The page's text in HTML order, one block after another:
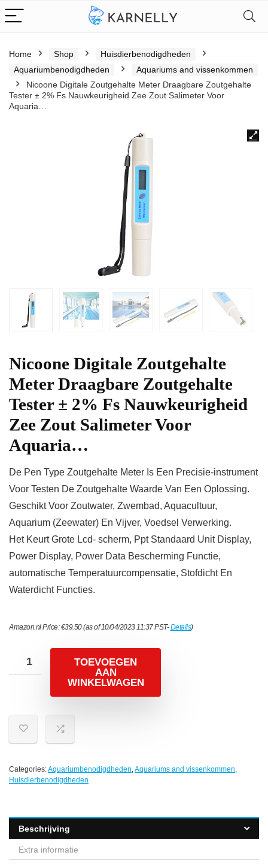
Home Shop
Huisdierbenodigdheden
Aquariumbenodigdheden
Aquariums and vissenkommen
Nicoone Digitale Zoutgehalte Meter Draagbare Zoutgehalte
Tester ± 2% Fs Nauwkeurigheid Zee Zout Salimeter Voor
Aquaria…
Nicoone Digitale Zoutgehalte
Meter Draagbare Zoutgehalte
Tester ± 2% Fs Nauwkeurigheid
Zee Zout Salimeter Voor
Aquaria…
De Pen Type Zoutgehalte Meter Is Een Precisie-instrument
Voor Testen De Zoutgehalte Waarde Van Een Oplossing.
Geschikt Voor Zoutwater, Zwembad, Aquacultuur,
Aquarium (Zeewater) En Vijver, Voedsel Verwerking.
Het Keurt Grote Lcd- scherm, Ppt Standaard Unit Display,
Power Display, Power Data Bescherming Functie,
automatische Temperatuurcompensatie, Stofdicht En
Waterdicht Functies.
Amazon.nl Price:€39.50(as of 10/04/2023 11:37 PST-Details)
TOEVOEGEN
AAN
WINKELWAGEN
Categories:Aquariumbenodigdheden,Aquariums and vissenkommen,
Huisdierbenodigdheden
Beschrijving
Extra informatie